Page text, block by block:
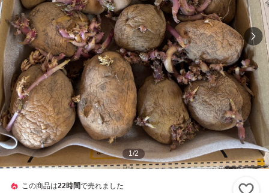
1/2
この商品は22時間で売れました